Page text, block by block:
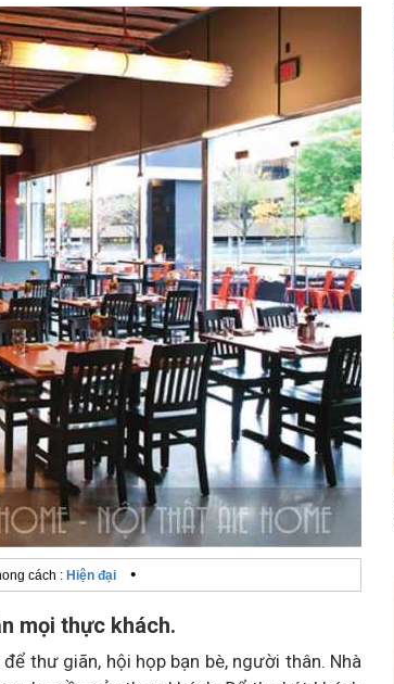
cách : Hiện đại •
mọi thực khách.
thư giãn, hội họp bạn bè, người thân. Nhà